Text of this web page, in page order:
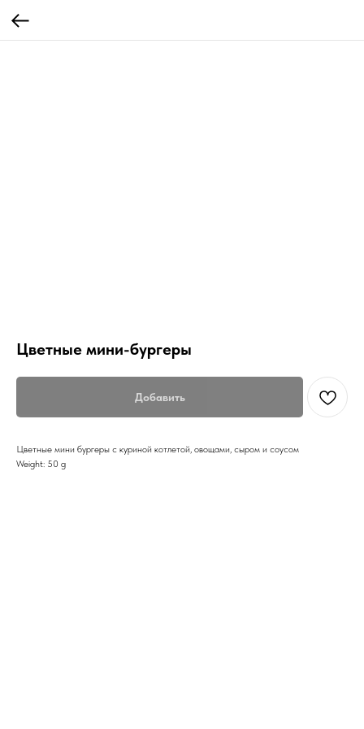
Цветные мини-бургеры
Добавить
Цветные мини бургеры с куриной котлетой, овощами, сыром и соусом
Weight: 50 g